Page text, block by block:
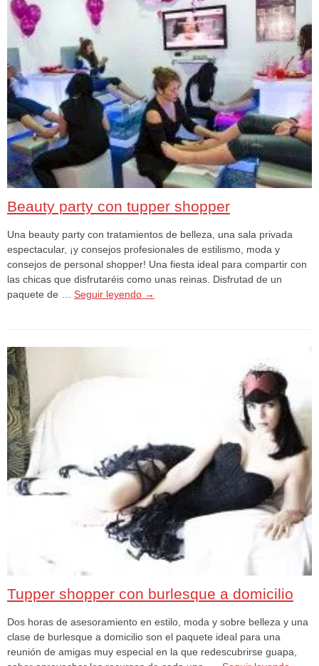
Beauty party con tupper shopper
Una beauty party con tratamientos de belleza, una sala privada
espectacular, ¡y consejos profesionales de estilismo, moda y
consejos de personal shopper! Una fiesta ideal para compartir con
las chicas que disfrutaréis como unas reinas. Disfrutad de un
paquete de … Seguir leyendo →
Tupper shopper con burlesque a domicilio
Dos horas de asesoramiento en estilo, moda y sobre belleza y una
clase de burlesque a domicilio son el paquete ideal para una
reunión de amigas muy especial en la que redescubrirse guapa,